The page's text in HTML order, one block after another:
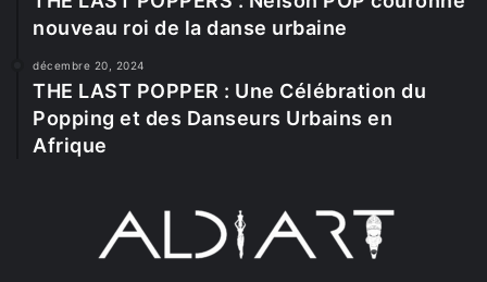
nouveau roi de la danse urbaine
décembre 20, 2024
THE LAST POPPER : Une Célébration du
Popping et des Danseurs Urbains en
Afrique